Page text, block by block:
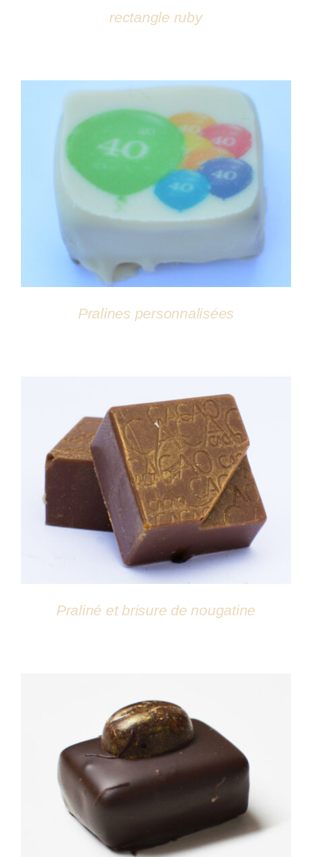
rectangle ruby
DÉTAILS
Pralines personnalisées
DÉTAILS
Praliné et brisure de nougatine
DÉTAILS